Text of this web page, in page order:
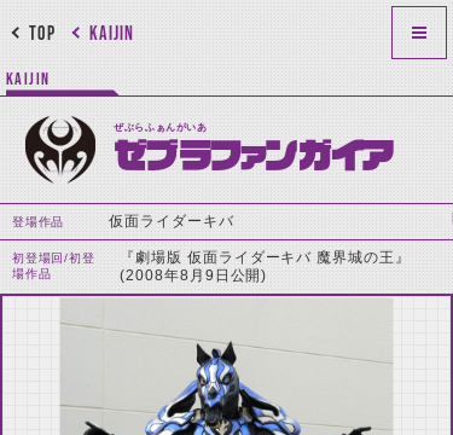
KAIJIN
TOP
KAIJIN
ぜぶらふぁんがいあ
ゼブラファンガイア
登場作品 仮面ライダーキバ
初登場回/初登
場作品
『劇場版 仮面ライダーキバ 魔界城の王』
(2008年8月9日公開)